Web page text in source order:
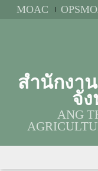
MOAC
สำนักงา
จั
ANG